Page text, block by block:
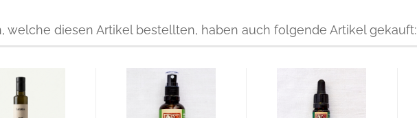
welche diesen Artikel bestellten, haben auch folgende Artikel gekauft: